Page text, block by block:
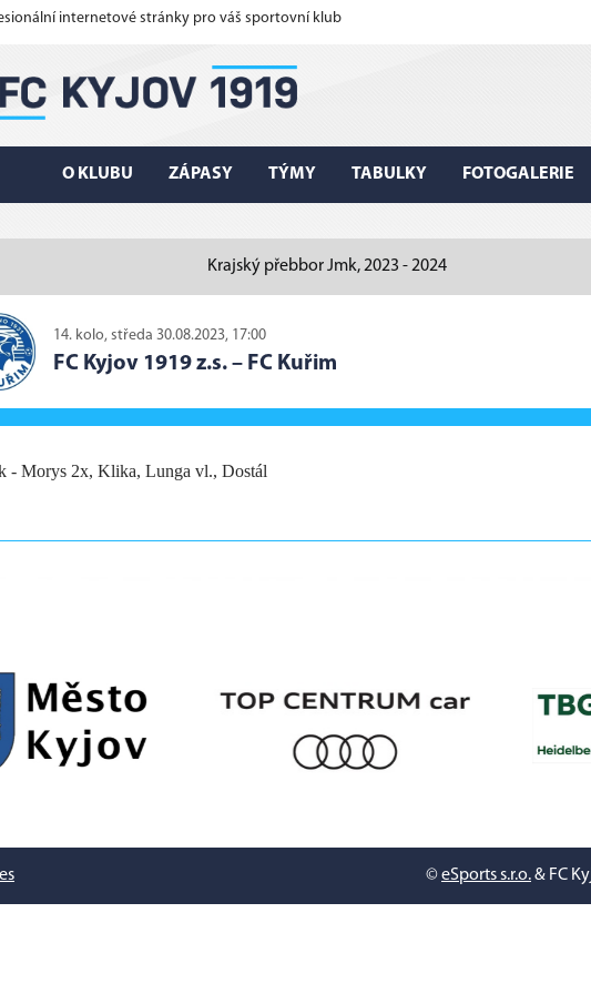
internetové stránky pro váš sportovní klub
O KLUBU ZÁPASY TÝMY TABULKY FOTOGALERIE
Krajský přebbor Jmk, 2023 - 2024
14. kolo, středa 30.08.2023, 17:00
FC Kyjov 1919 z.s. – FC Kuřim
- Morys 2x, Klika, Lunga vl., Dostál
©eSports s.r.o.& FC